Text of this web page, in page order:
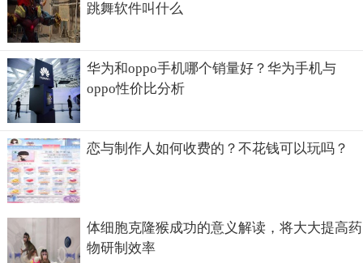
跳舞软件叫什么
华为和oppo手机哪个销量好？华为手机与
oppo性价比分析
恋与制作人如何收费的？不花钱可以玩吗？
体细胞克隆猴成功的意义解读，将大大提高药
物研制效率